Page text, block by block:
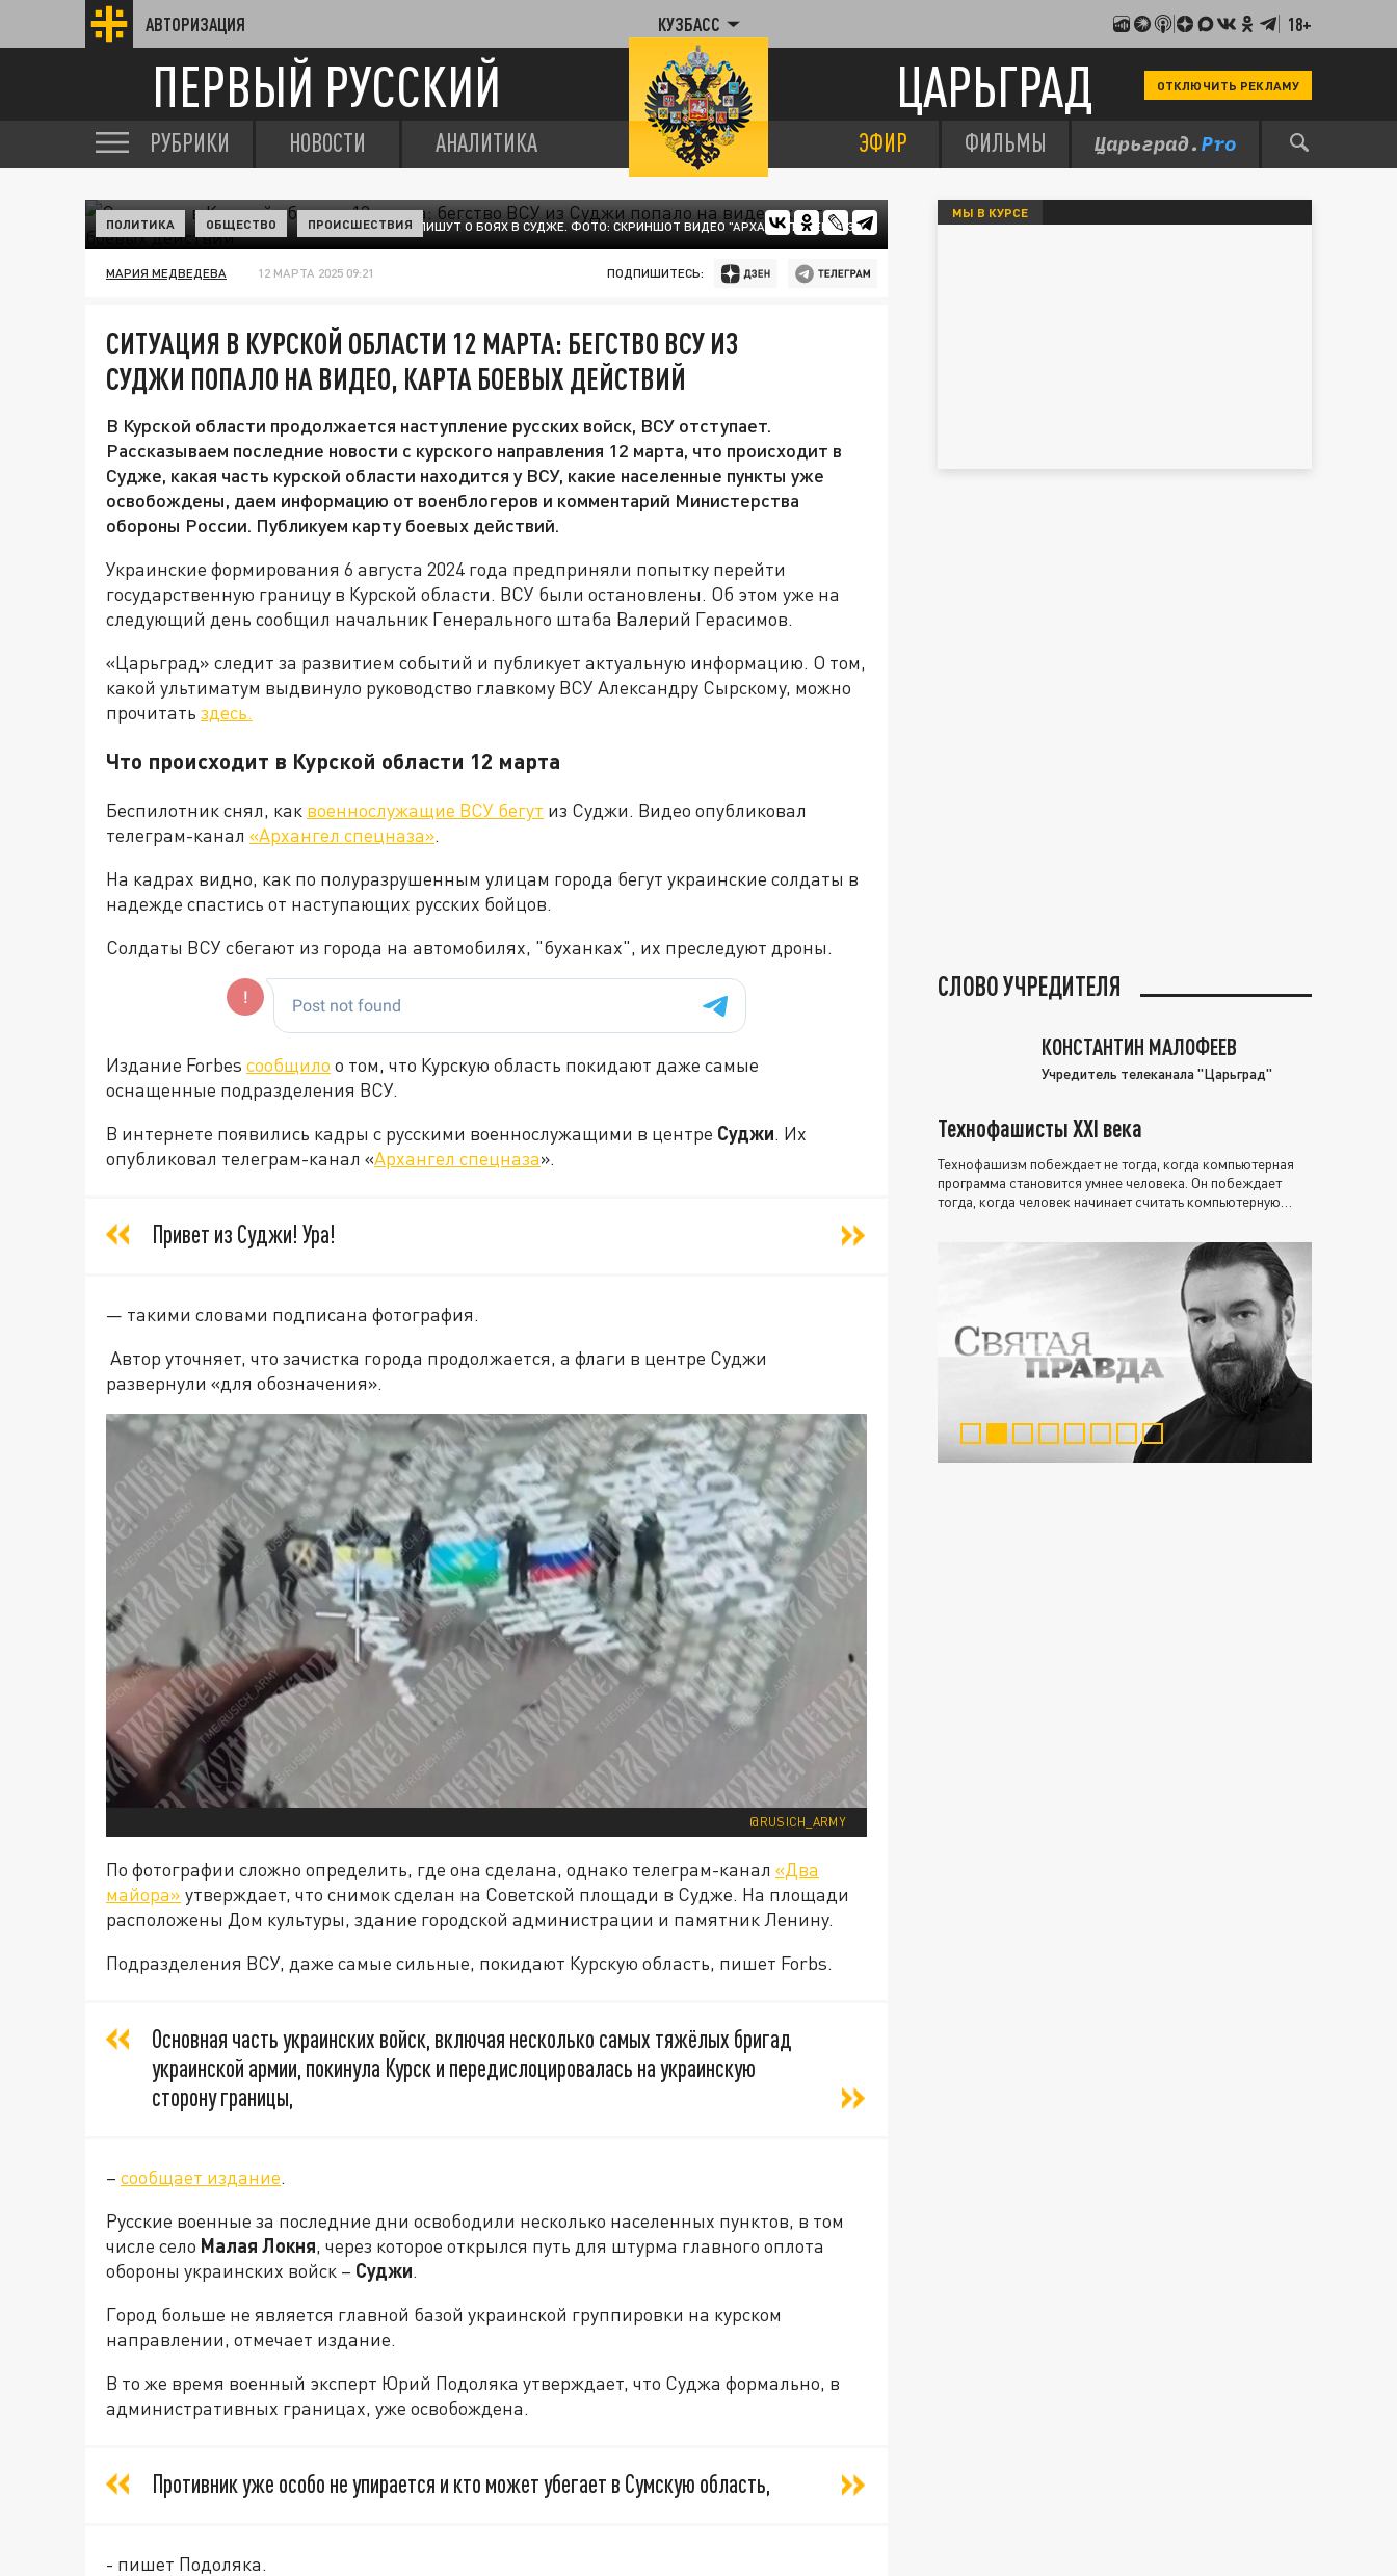
АВТОРИЗАЦИЯ КУЗБАСС 18+
ПЕРВЫЙ РУССКИЙ ЦАРЬГРАД ОТКЛЮЧИТЬ РЕКЛАМУ
РУБРИКИ НОВОСТИ АНАЛИТИКА ЭФИР ФИЛЬМЫ
ВОЕНКОРЫ ПИШУТ О БОЯХ В СУДЖЕ. ФОТО: СКРИНШОТ ВИДЕО "АРХАНГЕЛ СПЕЦНАЗА"
ПОЛИТИКА ОБЩЕСТВО ПРОИСШЕСТВИЯ
МАРИЯ МЕДВЕДЕВА 12 МАРТА 2025 09:21 ПОДПИШИТЕСЬ:
СИТУАЦИЯ В КУРСКОЙ ОБЛАСТИ 12 МАРТА: БЕГСТВО ВСУ ИЗ
СУДЖИ ПОПАЛО НА ВИДЕО, КАРТА БОЕВЫХ ДЕЙСТВИЙ
В Курской области продолжается наступление русских войск, ВСУ отступает.
Рассказываем последние новости с курского направления 12 марта, что происходит в
Судже, какая часть курской области находится у ВСУ, какие населенные пункты уже
освобождены, даем информацию от военблогеров и комментарий Министерства
обороны России. Публикуем карту боевых действий.
Украинские формирования 6 августа 2024 года предприняли попытку перейти
государственную границу в Курской области. ВСУ были остановлены. Об этом уже на
следующий день сообщил начальник Генерального штаба Валерий Герасимов.
«Царьград» следит за развитием событий и публикует актуальную информацию. О том,
какой ультиматум выдвинуло руководство главкому ВСУ Александру Сырскому, можно
прочитать здесь.
Что происходит в Курской области 12 марта
Беспилотник снял, как военнослужащие ВСУ бегут из Суджи. Видео опубликовал
телеграм-канал «Архангел спецназа».
На кадрах видно, как по полуразрушенным улицам города бегут украинские солдаты в
надежде спастись от наступающих русских бойцов.
Солдаты ВСУ сбегают из города на автомобилях, "буханках", их преследуют дроны.
Издание Forbes сообщило о том, что Курскую область покидают даже самые
оснащенные подразделения ВСУ.
В интернете появились кадры с русскими военнослужащими в центре Суджи. Их
опубликовал телеграм-канал «Архангел спецназа».
Привет из Суджи! Ура!
— такими словами подписана фотография.
Автор уточняет, что зачистка города продолжается, а флаги в центре Суджи
развернули «для обозначения».
@RUSICH_ARMY
По фотографии сложно определить, где она сделана, однако телеграм-канал «Два
майора» утверждает, что снимок сделан на Советской площади в Судже. На площади
расположены Дом культуры, здание городской администрации и памятник Ленину.
Подразделения ВСУ, даже самые сильные, покидают Курскую область, пишет Forbs.
Основная часть украинских войск, включая несколько самых тяжёлых бригад
украинской армии, покинула Курск и передислоцировалась на украинскую
сторону границы,
– сообщает издание.
Русские военные за последние дни освободили несколько населенных пунктов, в том
числе село Малая Локня, через которое открылся путь для штурма главного оплота
обороны украинских войск – Суджи.
Город больше не является главной базой украинской группировки на курском
направлении, отмечает издание.
В то же время военный эксперт Юрий Подоляка утверждает, что Суджа формально, в
административных границах, уже освобождена.
Противник уже особо не упирается и кто может убегает в Сумскую область,
- пишет Подоляка.
МЫ В КУРСЕ
СЛОВО УЧРЕДИТЕЛЯ
КОНСТАНТИН МАЛОФЕЕВ
Учредитель телеканала "Царьград"
Технофашисты XXI века
Технофашизм побеждает не тогда, когда компьютерная
программа становится умнее человека. Он побеждает
тогда, когда человек начинает считать компьютерную